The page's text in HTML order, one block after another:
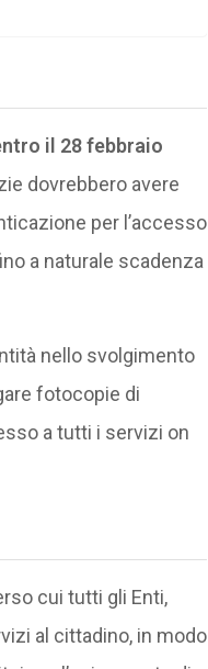
il 28 febbraio
dovrebbero avere
per l’accesso
a naturale scadenza
nello svolgimento
fotocopie di
a tutti i servizi on
cui tutti gli Enti,
al cittadino, in modo